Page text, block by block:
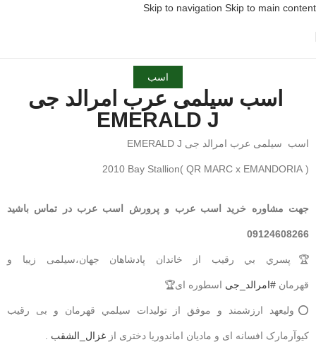
Skip to navigation Skip to main content
اسب
اسب سیلمی عرب امرالد جی
EMERALD J
اسب سیلمی عرب امرالد جی EMERALD J
( QR MARC x EMANDORIA )2010 Bay Stallion
جهت مشاوره خرید اسب عرب و پرورش اسب عرب در تماس باشید
09124608266
🏆پسري بي رقيب از خاندان پادشاهان جهان،سیلمی زیبا و
قهرمان #امرالد_جی اسطوره ای🏆
⭕وليعهد ارزشمند و موفق از توليدات سيلمي قهرمان و بی رقیب
کیوآرمارک افسانه ای و مادیان اماندوریا دختری از غزال_الشقب